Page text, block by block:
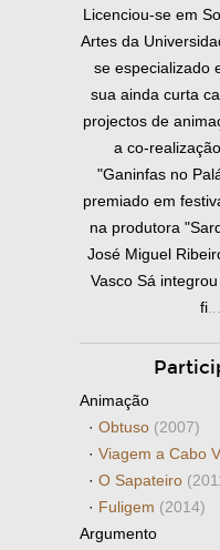
Licenciou-se em
Artes da
se especializado
sua ainda curta
projectos de
a co-
"Ganinfas no
premiado em
na produtora
José Miguel
Vasco Sá
fi
Animação
· Obtuso (2007)
· Viagem a Cabo
· O Sapateiro
· Fuligem (2014)
Argumento